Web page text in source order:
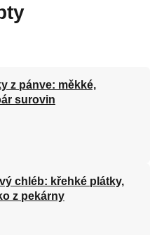
z pánve: měkké,
surovin
chléb: křehké plátky,
z pekárny